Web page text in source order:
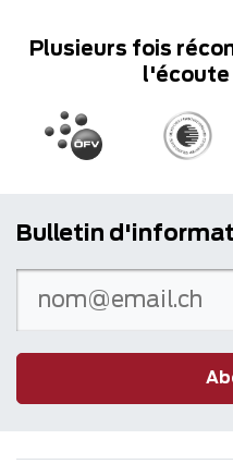
Plusieurs fois
l'écoute
Bulletin